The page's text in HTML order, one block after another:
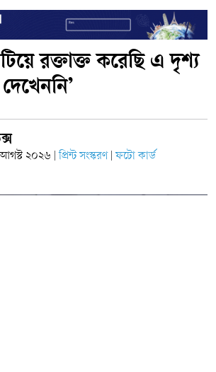
রক্তাক্ত করেছি এ দৃশ্য
২০২৬ প্রিন্ট সংস্করণ ফটো কার্ড